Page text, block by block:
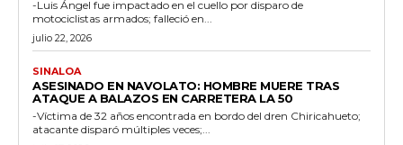
-Luis Ángel fue impactado en el cuello por disparo de
motociclistas armados; falleció en...
julio 22, 2026
SINALOA
ASESINADO EN NAVOLATO: HOMBRE MUERE TRAS
ATAQUE A BALAZOS EN CARRETERA LA 50
-Víctima de 32 años encontrada en bordo del dren Chiricahueto;
atacante disparó múltiples veces;...